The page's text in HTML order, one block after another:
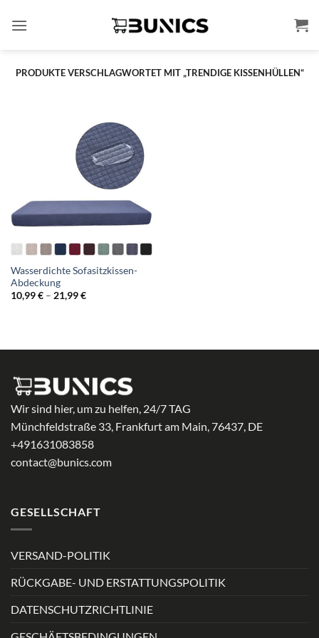
Inhalt
PRODUKTE VERSCHLAGWORTET MIT „TRENDIGE KISSENHÜLLEN“
Wasserdichte Sofasitzkissen-
Abdeckung
10,99€ – 21,99€Preisspanne:
Wir sind hier, um zu helfen, 24/7 TAG
Münchfeldstraße 33, Frankfurt am Main, 76437, DE
+491631083858
contact@bunics.com
GESELLSCHAFT
VERSAND-POLITIK
RÜCKGABE- UND ERSTATTUNGSPOLITIK
DATENSCHUTZRICHTLINIE